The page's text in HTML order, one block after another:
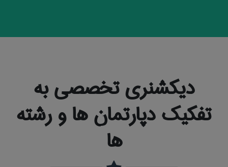
دیکشنری تخصصی به
تفکیک دپارتمان ها و رشته
ها